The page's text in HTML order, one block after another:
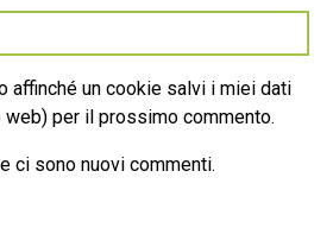
affinché un cookie salvi i miei dati
web) per il prossimo commento.
ci sono nuovi commenti.